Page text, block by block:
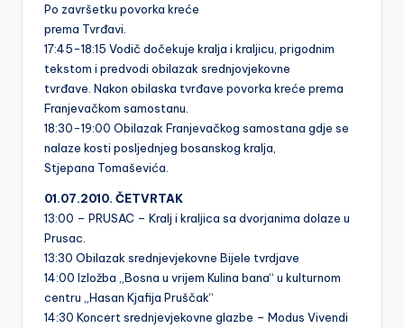
Po završetku povorka kreće
prema Tvrđavi.
17:45-18:15 Vodič dočekuje kralja i kraljicu, prigodnim
tekstom i predvodi obilazak srednjovjekovne
tvrđave. Nakon obilaska tvrđave povorka kreće prema
Franjevačkom samostanu.
18:30-19:00 Obilazak Franjevačkog samostana gdje se
nalaze kosti posljednjeg bosanskog kralja,
Stjepana Tomaševića.
01.07.2010. ČETVRTAK
13:00 – PRUSAC – Kralj i kraljica sa dvorjanima dolaze u
Prusac.
13:30 Obilazak srednjevjekovne Bijele tvrdjave
14:00 Izložba „Bosna u vrijem Kulina bana“ u kulturnom
centru „Hasan Kjafija Pruščak“
14:30 Koncert srednjevjekovne glazbe – Modus Vivendi